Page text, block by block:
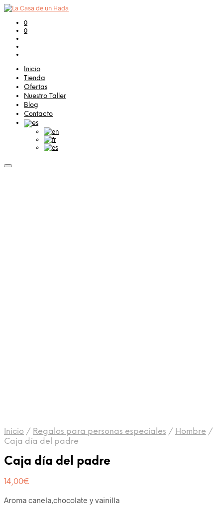
0
0
Inicio
Tienda
Ofertas
Nuestro Taller
Blog
Contacto
Inicio / Regalos para personas especiales / Hombre /
Caja día del padre
Caja día del padre
14,00€
Aroma canela,chocolate y vainilla